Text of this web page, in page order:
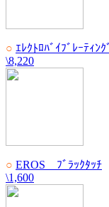
○ ｴﾚｸﾄﾛﾊﾞｲﾌﾞﾚｰﾃｨﾝ
\8,220
○ EROS ﾌﾞﾗｯｸﾀｯﾁ
\1,600